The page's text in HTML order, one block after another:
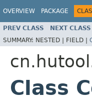
OVERVIEW PACKAGE
PREV CLASS NEXT CLASS
SUMMARY: NESTED | FIELD |
Class